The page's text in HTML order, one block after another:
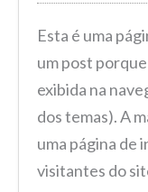
Esta é uma
um post
exibida na
dos temas). A
uma página de
visitantes do